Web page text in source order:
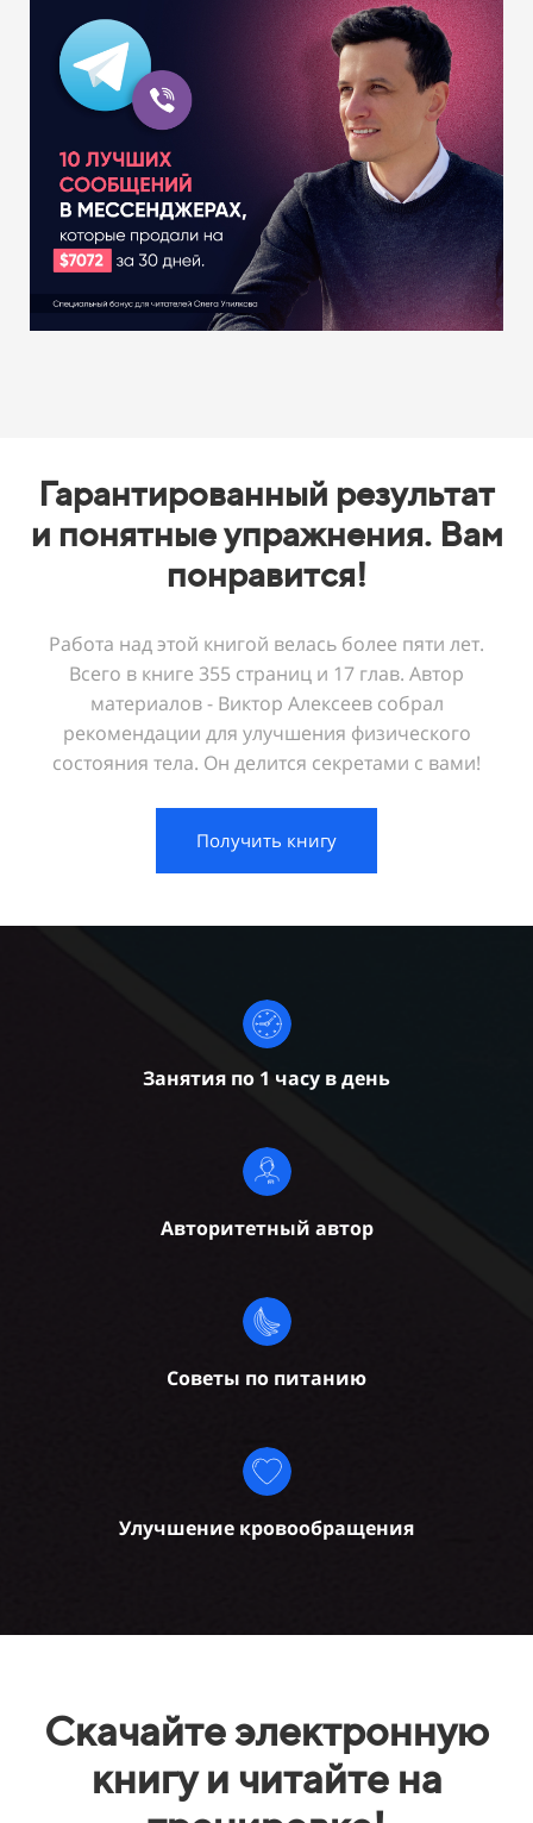
Гарантированный результат
и понятные упражнения. Вам
понравится!
Работа над этой книгой велась более пяти лет.
Всего в книге 355 страниц и 17 глав. Автор
материалов - Виктор Алексеев собрал
рекомендации для улучшения физического
состояния тела. Он делится секретами с вами!
Получить книгу
Занятия по 1 часу в день
Авторитетный автор
Советы по питанию
Улучшение кровообращения
Скачайте электронную
книгу и читайте на